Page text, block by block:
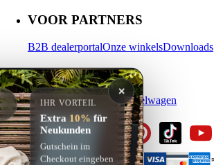
VOOR PARTNERS
B2B dealerportalOnze winkelsDownloads
MIJN ACCOUNT
InloggenRegistrerenWinkelwagen
✕
IHR VORTEIL
Extra 10% für
Neukunden
Gutschein im
Checkout eingeben